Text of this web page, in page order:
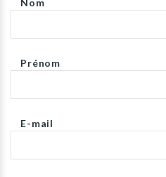
Nom
Prénom
E-mail